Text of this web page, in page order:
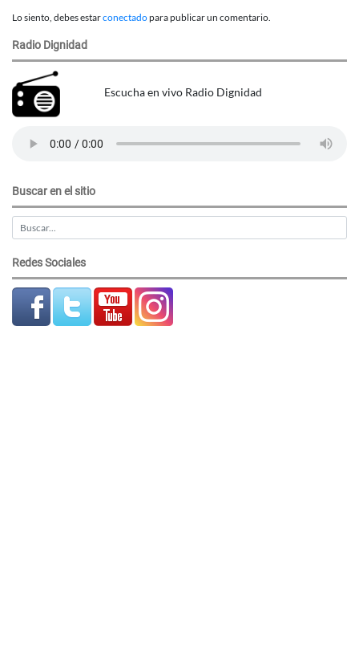
Lo siento, debes estarconectadopara publicar un comentario.
Radio Dignidad
Escucha en vivo Radio Dignidad
Buscar en el sitio
Redes Sociales